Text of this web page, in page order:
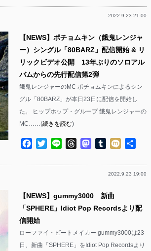
2022.9.23 21:00
【NEWS】ポチョムキン（餓鬼レンジャ
ー）シングル「80BARZ」配信開始 & リ
リックビデオ公開 13年ぶりのソロアル
バムからの先行配信第2弾
餓鬼レンジャーのMC ポチョムキンによるシン
グル「80BARZ」が本日23日に配信を開始し
た。 ヒップホップ・グループ 餓鬼レンジャーの
MC……(続きを読む)
Facebook
TwitterLine ThreadsMastodon
Tumblr
Mixi
2022.9.23 19:00
【NEWS】gummy3000 新曲
「SPHERE」Idiot Pop Recordsより配
信開始
ローファイ・ビートメイカー gummy3000は23
日、新曲「SPHERE」をIdiot Pop Recordsより